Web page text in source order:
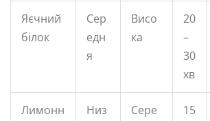
Яєчний
білок
Сер
едн
я
Висо
ка
20
–
30
хв
Лимонн
Низ
Сере
15